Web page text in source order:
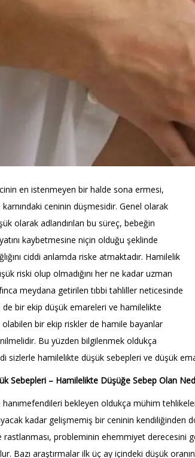
en istenmeyen bir halde sona ermesi,
ceninin düşmesidir. Genel olarak
olarak adlandırılan bu süreç, bebeğin
kaybetmesine niçin olduğu şeklinde
ciddi anlamda riske atmaktadır. Hamilelik
riski olup olmadığını her ne kadar uzman
meydana getirilen tıbbi tahliller neticesinde
de bir ekip düşük emareleri ve hamilelikte
bir ekip riskler de hamile bayanlar
Bu yüzden bilgilenmek oldukça
sizlerle hamilelikte düşük sebepleri ve düşük
Sebepleri – Hamilelikte Düşüğe Sebep Olan
bekleyen oldukça mühim
kadar gelişmemiş bir ceninin kendiliğinden
rastlanması, probleminin ehemmiyet derecesini
Bazı araştırmalar ilk üç ay içindeki düşük